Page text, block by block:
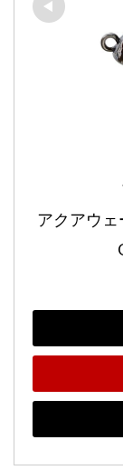
アクアウェ